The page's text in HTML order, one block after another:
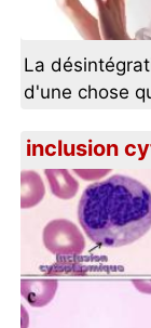
La
d'une chose
inclusion